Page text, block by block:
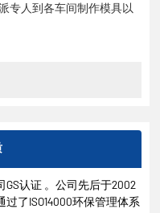
专人到各车间制作模具以
认证 。公司先后于2002
了ISO14000环保管理体系